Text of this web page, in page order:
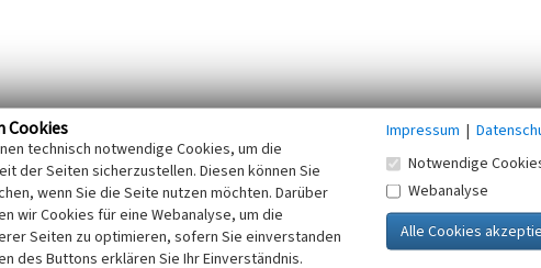
2022.
Cookies
technisch notwendige Cookies, um die
der Seiten sicherzustellen. Diesen können Sie
wenn Sie die Seite nutzen möchten. Darüber
wir Cookies für eine Webanalyse, um die
Seiten zu optimieren, sofern Sie einverstanden
des Buttons erklären Sie Ihr Einverständnis.
Impressum |
Notwendige
Webanalyse